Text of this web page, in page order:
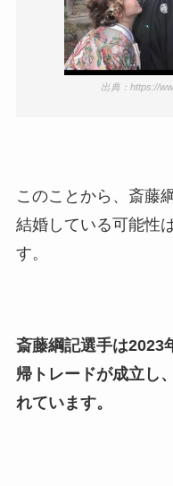
出典：https://
このことから、斎藤
結婚している可能性
す。
斎藤綱記選手は2023
帰トレードが成立し
れています。